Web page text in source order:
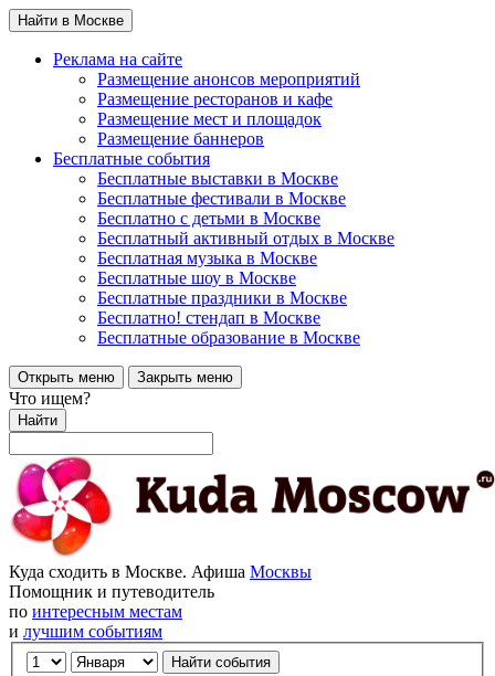
Найти в Москве
Реклама на сайте
Размещение анонсов мероприятий
Размещение ресторанов и кафе
Размещение мест и площадок
Размещение баннеров
Бесплатные события
Бесплатные выставки в Москве
Бесплатные фестивали в Москве
Бесплатно с детьми в Москве
Бесплатный активный отдых в Москве
Бесплатная музыка в Москве
Бесплатные шоу в Москве
Бесплатные праздники в Москве
Бесплатно! стендап в Москве
Бесплатные образование в Москве
Открыть меню Закрыть меню
Что ищем?
Найти
Куда сходить в Москве. Афиша Москвы
Помощник и путеводитель
по интересным местам
и лучшим событиям